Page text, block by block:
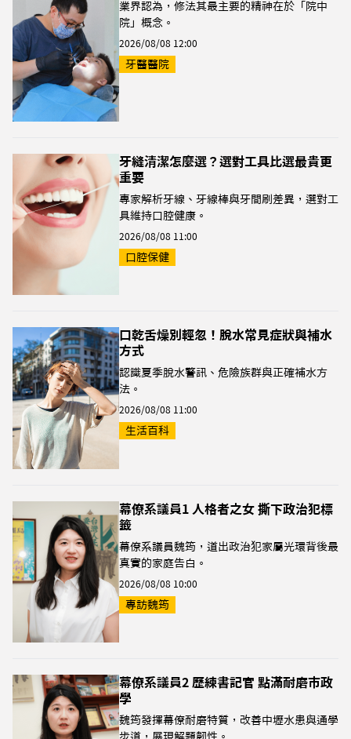
業界認為，修法其最主要的精神在於「院中
院」概念。
2026/08/08 12:00
牙醫醫院
牙縫清潔怎麼選？選對工具比選最貴更
重要
專家解析牙線、牙線棒與牙間刷差異，選對工
具維持口腔健康。
2026/08/08 11:00
口腔保健
口乾舌燥別輕忽！脫水常見症狀與補水
方式
認識夏季脫水警訊、危險族群與正確補水方
法。
2026/08/08 11:00
生活百科
幕僚系議員1 人格者之女 撕下政治犯標
籤
幕僚系議員魏筠，道出政治犯家屬光環背後最
真實的家庭告白。
2026/08/08 10:00
專訪魏筠
幕僚系議員2 歷練書記官 點滿耐磨市政
學
魏筠發揮幕僚耐磨特質，改善中壢水患與通學